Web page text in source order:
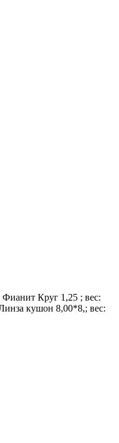
Круг 1,25 ; вес:
кушон 8,00*8,; вес: